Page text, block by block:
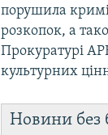
порушила
розкопок, а
Прокуратурі
культурних
Новини без